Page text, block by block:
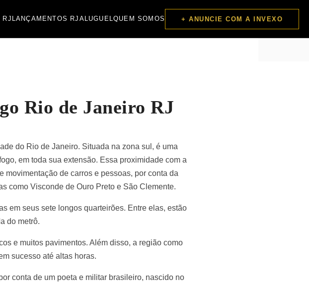
RJ LANÇAMENTOS RJ ALUGUELQUEM SOMOS + ANUNCIE COM A INVEXO
Rio de Janeiro RJ
do Rio de Janeiro. Situada na zona sul, é uma
em toda sua extensão. Essa proximidade com a
movimentação de carros e pessoas, por conta da
como Visconde de Ouro Preto e São Clemente.
em seus sete longos quarteirões. Entre elas, estão
do metrô.
e muitos pavimentos. Além disso, a região como
sucesso até altas horas.
conta de um poeta e militar brasileiro, nascido no